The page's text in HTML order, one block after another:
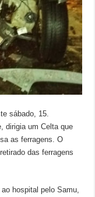
sábado, 15.
dirigia um Celta que
as ferragens. O
das ferragens
hospital pelo Samu,